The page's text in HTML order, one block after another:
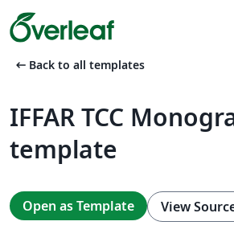
arrow_left_alt Back to all templates
IFFAR TCC
template
Open as Template View